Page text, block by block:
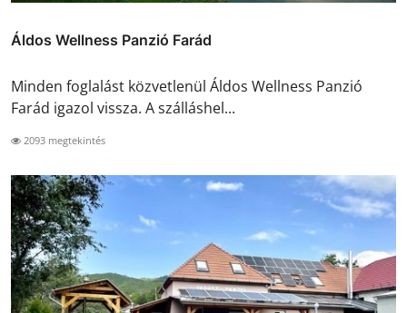
Áldos Wellness Panzió Farád
Minden foglalást közvetlenül Áldos Wellness Panzió
Farád igazol vissza. A szálláshel...
2093 megtekintés